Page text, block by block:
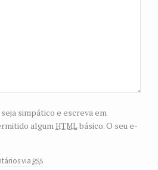
simpático e escreva em
algum htmlbásico. O seu e-
via rss